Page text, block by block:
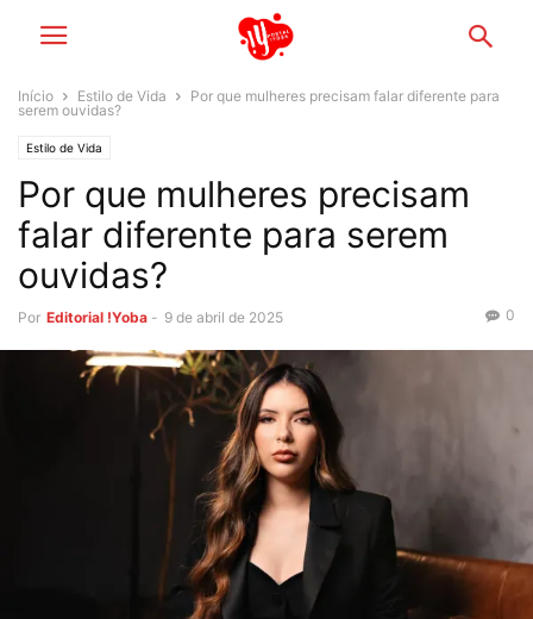
Início Estilo de Vida
Por que mulheres precisam falar diferente para
serem ouvidas?
Estilo de Vida
Por que mulheres precisam
falar diferente para serem
ouvidas?
Por Editorial !Yoba - 9 de abril de 2025 0